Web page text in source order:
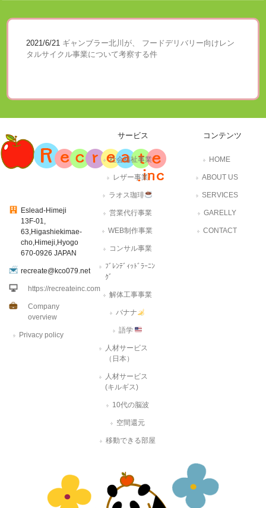
2021/6/21 ギャンブラー北川が、 フードデリバリー向けレン
タルサイクル事業について考察する件
Eslead-Himeji
13F-01,
63,Higashiekimae-
cho,Himeji,Hyogo
670-0926 JAPAN
recreate@kco079.net
https://recreateinc.com
Company
overview
Privacy policy
サービス
社会福祉事業
レザー事業
ラオス珈琲
営業代行事業
WEB制作事業
コンサル事業
ﾌﾞﾚﾝﾃﾞｨｯﾄﾞﾗｰﾆﾝ
ｸﾞ
解体工事事業
バナナ
語学
人材サービス
（日本）
人材サービス
(キルギス)
10代の脳波
空間還元
移動できる部屋
コンテンツ
HOME
ABOUT US
SERVICES
GARELLY
CONTACT